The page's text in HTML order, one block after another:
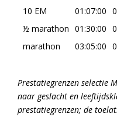
10 EM
01:07:00
½ marathon 01:30:00
marathon
03:05:00
Prestatiegrenzen selectie
naar geslacht en
prestatiegrenzen; de